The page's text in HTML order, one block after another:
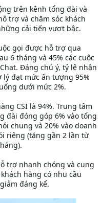
trên kênh tổng đài và
trợ và chăm sóc khách
cải tiến vượt bậc.
gọi được hỗ trợ qua
6 tháng và 45% các cuộc
Đáng chú ý, tỷ lệ nhận
đạt mức ấn tượng 95%
dưới mức 2%.
CSI là 94%. Trung tâm
đài đóng góp 6% vào tổng
chung và 20% vào doanh
riêng (tăng gần 2 lần từ
trợ nhanh chóng và cung
hàng có nhu cầu
đáng kể.